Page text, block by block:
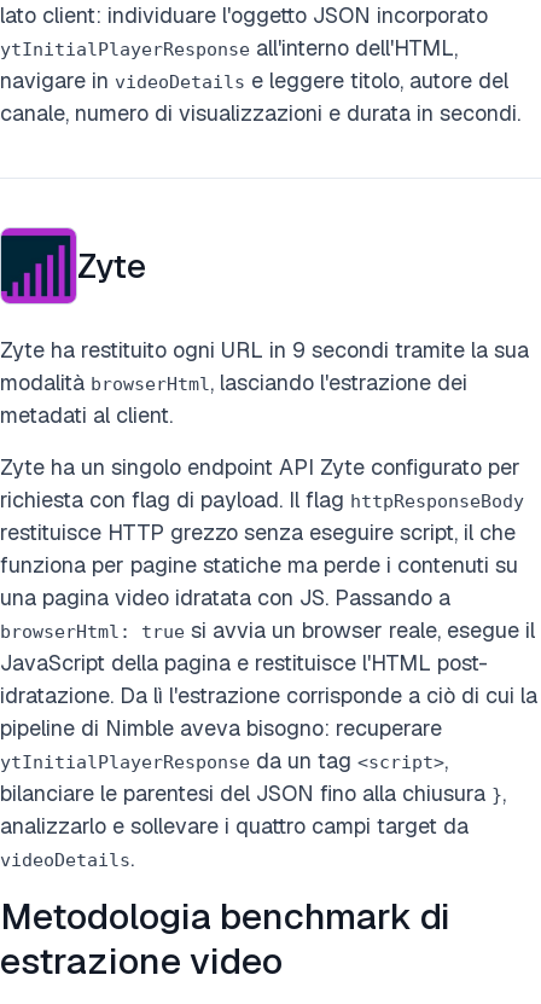
lato client: individuare l'oggetto JSON incorporato
ytInitialPlayerResponse all'interno dell'HTML,
navigare in videoDetails e leggere titolo, autore del
canale, numero di visualizzazioni e durata in secondi.
Zyte
Zyte ha restituito ogni URL in 9 secondi tramite la sua
modalità browserHtml , lasciando l'estrazione dei
metadati al client.
Zyte ha un singolo endpoint API Zyte configurato per
richiesta con flag di payload. Il flag httpResponseBody
restituisce HTTP grezzo senza eseguire script, il che
funziona per pagine statiche ma perde i contenuti su
una pagina video idratata con JS. Passando a
browserHtml: true si avvia un browser reale, esegue il
JavaScript della pagina e restituisce l'HTML post-
idratazione. Da lì l'estrazione corrisponde a ciò di cui la
pipeline di Nimble aveva bisogno: recuperare
ytInitialPlayerResponse da un tag <script>,
bilanciare le parentesi del JSON fino alla chiusura },
analizzarlo e sollevare i quattro campi target da
videoDetails.
Metodologia benchmark di
estrazione video